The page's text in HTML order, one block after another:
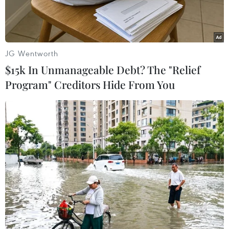
Nhân viên giới thiệu những thỏi vàng 1-kilogram tại cửa hàng
kim hoàn Tanaka Kikinzoku ở Tokyo, Nhật Bản. (Ảnh:
AFP/TTXVN)
JG Wentworth
$15k In Unmanageable Debt? The "Relief
Program" Creditors Hide From You